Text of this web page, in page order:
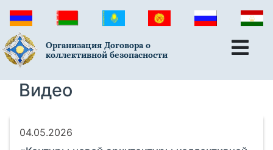
Организация Договора о
коллективной безопасности
Видео
04.05.2026